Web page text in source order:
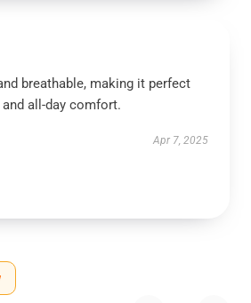
breathable, making it perfect
all-day comfort.
Apr 7, 2025